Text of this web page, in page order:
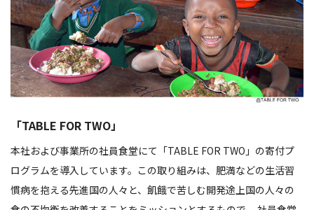
「TABLE FOR TWO」
本社および事業所の社員食堂にて「TABLE FOR TWO」の寄付プ
ログラムを導入しています。この取り組みは、肥満などの生活習
慣病を抱える先進国の人々と、飢餓で苦しむ開発途上国の人々の